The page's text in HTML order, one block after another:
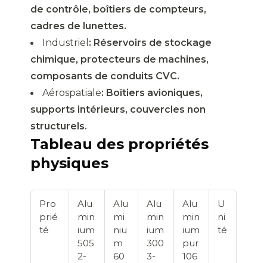
de contrôle, boîtiers de compteurs,
cadres de lunettes.
Industriel : Réservoirs de stockage
chimique, protecteurs de machines,
composants de conduits CVC.
Aérospatiale: Boîtiers avioniques,
supports intérieurs, couvercles non
structurels.
Tableau des propriétés
physiques
Pro
prié
té
Alu
min
ium
505
2-
Alu
mi
niu
m
60
Alu
min
ium
300
3-
Alu
min
ium
pur
106
U
ni
té